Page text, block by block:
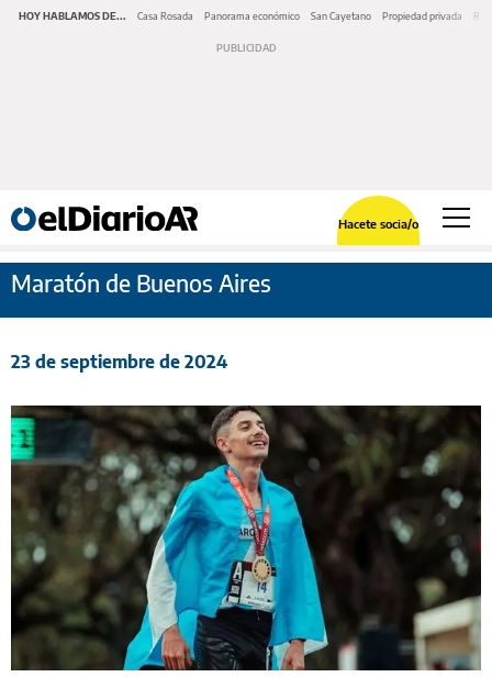
HOY HABLAMOS DE... Casa Rosada Panorama económico San Cayetano Propiedad privada
Hacete socia/o
Maratón de Buenos Aires
23 de septiembre de 2024